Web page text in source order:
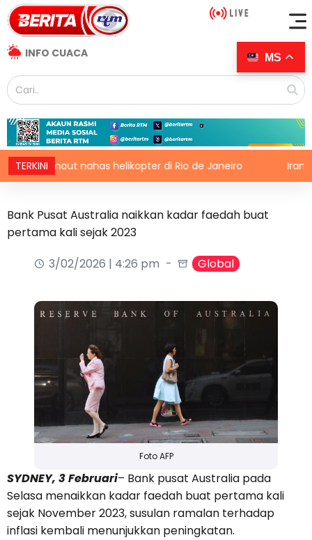
INFO CUACA
TERKINI
maut nahas helikopter di Rio de Janeiro Iran,
Bank Pusat Australia naikkan kadar faedah buat
pertama kali sejak 2023
3/02/2026 | 4:26 pm
Global
Foto AFP
SYDNEY, 3 Februari– Bank pusat Australia pada
Selasa menaikkan kadar faedah buat pertama kali
sejak November 2023, susulan ramalan terhadap
inflasi kembali menunjukkan peningkatan.
MS